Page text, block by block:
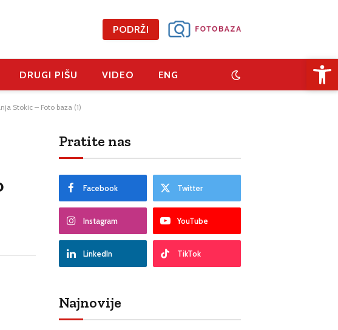
PODRŽI
DRUGI PIŠU VIDEO ENG
Stokic – Foto baza (1)
Pratite nas
Facebook Twitter
Instagram YouTube
LinkedIn TikTok
Najnovije